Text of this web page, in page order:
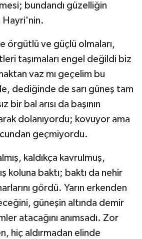
bundandı güzelliğin
Hayri'nin.
örgütlü ve güçlü olmaları,
taşımaları engel değildi biz
vaz mı geçelim bu
dediğinde de sarı güneş tam
bir bal arısı da başının
dolanıyordu; kovuyor ama
geçmiyordu.
kaldıkça kavrulmuş,
koluna baktı; baktı da nehir
gördü. Yarın erkenden
güneşin altında demir
atacağını anımsadı. Zor
hiç aldırmadan elinde